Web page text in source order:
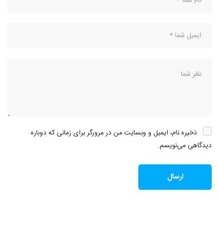
ذخیره نام، ایمیل و وبسایت من در مرورگر برای زمانی که دوباره
دیدگاهی می‌نویسم.